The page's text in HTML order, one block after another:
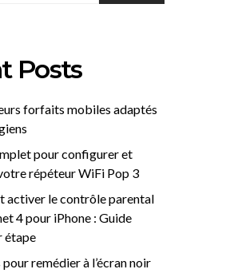
Posts
forfaits mobiles adaptés
pour configurer et
répéteur WiFi Pop 3
activer le contrôle parental
4 pour iPhone : Guide
étape
remédier à l’écran noir